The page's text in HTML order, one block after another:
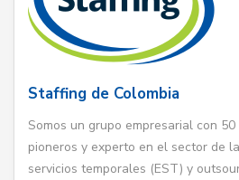
Staffing de Colombia
Somos un grupo empresarial con
pioneros y experto en el sector de
servicios temporales (EST) y